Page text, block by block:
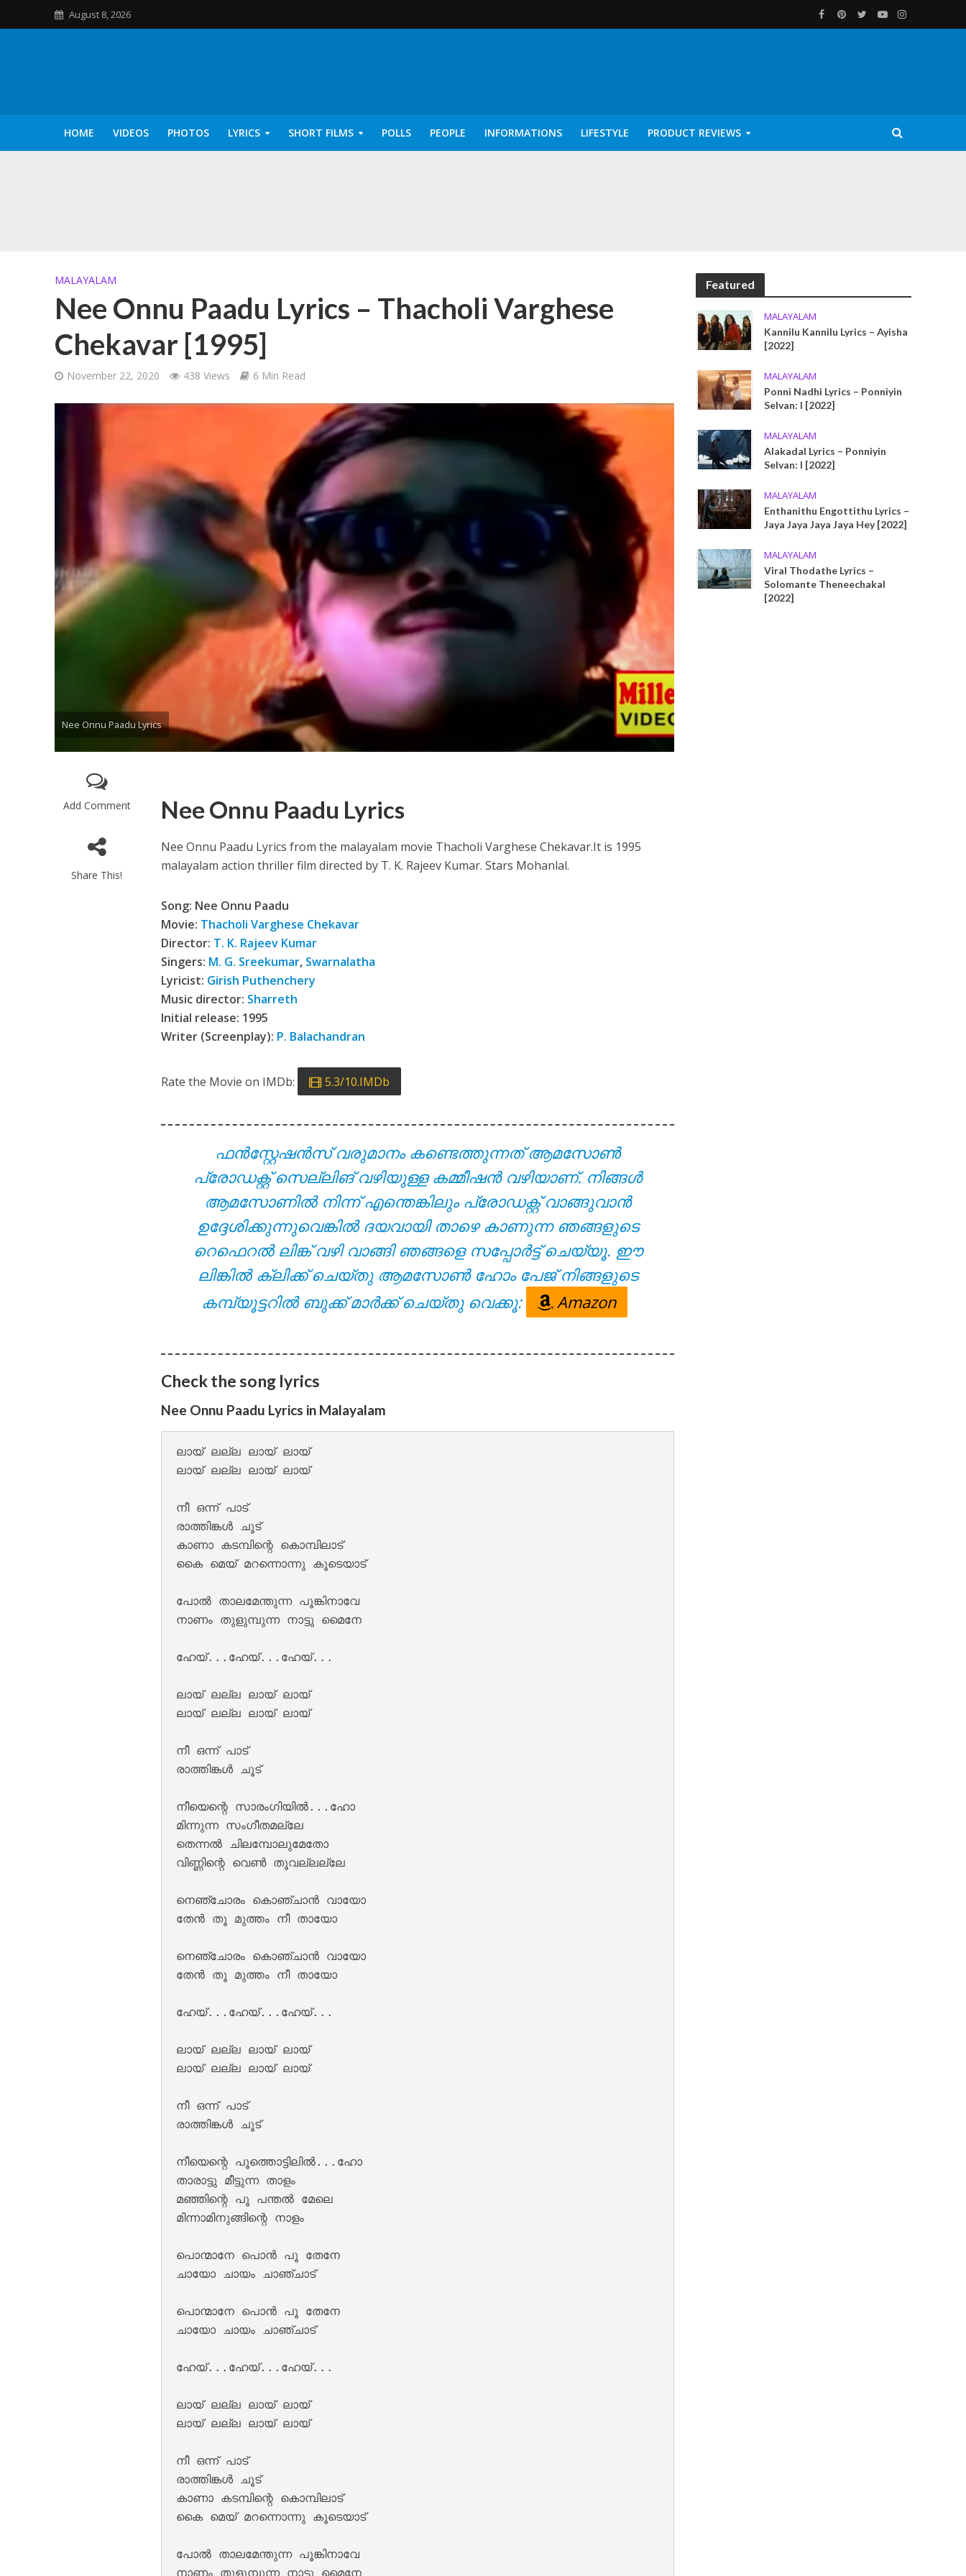
August 8, 2026
HOME VIDEOS PHOTOS LYRICS SHORT FILMS POLLS PEOPLE INFORMATIONS LIFESTYLE PRODUCT REVIEWS
Ponni Nadhi Lyrics – Ponniyin Selvan: I [2022]
Alakadal Lyrics – Ponniyin Selvan: I [2022]
Viral Thodathe Lyrics – Solomante Theneechakal [2022]
Aanandamo Lyrics – Solomante Theneechakal [2022]
Kannil Kannil Lyrics – Sita Ramam [2022]
Keli Vipinam Vijanam Lyrics – Maanthrikam [1995]
Moham Kondu Njan Lyrics – Sesham Kazhchayil [1983]
MALAYALAM
Nee Onnu Paadu Lyrics – Thacholi Varghese
Chekavar [1995]
November 22, 2020 438 Views 6 Min Read
Nee Onnu Paadu Lyrics
Add Comment
Share This!
Nee Onnu Paadu Lyrics
Nee Onnu Paadu Lyrics from the malayalam movie Thacholi Varghese Chekavar.It is 1995
malayalam action thriller film directed by T. K. Rajeev Kumar. Stars Mohanlal.
Song: Nee Onnu Paadu
Movie: Thacholi Varghese Chekavar
Director: T. K. Rajeev Kumar
Singers: M. G. Sreekumar, Swarnalatha
Lyricist: Girish Puthenchery
Music director: Sharreth
Initial release: 1995
Writer (Screenplay): P. Balachandran
Rate the Movie on IMDb: 5.3/10.IMDb
ഫൻസ്റ്റേഷൻസ് വരുമാനം കണ്ടെത്തുന്നത് ആമസോൺ
പ്രോഡക്റ്റ് സെല്ലിങ് വഴിയുള്ള കമ്മീഷൻ വഴിയാണ്. നിങ്ങൾ
ആമസോണിൽ നിന്ന് എന്തെങ്കിലും പ്രോഡക്റ്റ് വാങ്ങുവാൻ
ഉദ്ദേശിക്കുന്നുവെങ്കിൽ ദയവായി താഴെ കാണുന്ന ഞങ്ങളുടെ
റെഫെറൽ ലിങ്ക് വഴി വാങ്ങി ഞങ്ങളെ സപ്പോർട്ട് ചെയ്യൂ. ഈ
ലിങ്കിൽ ക്ലിക്ക് ചെയ്തു ആമസോൺ ഹോം പേജ് നിങ്ങളുടെ
കമ്പ്യൂട്ടറിൽ ബുക്ക് മാർക്ക് ചെയ്തു വെക്കൂ:
Amazon
Check the song lyrics
Nee Onnu Paadu Lyrics in Malayalam
ലായ് ലല്ല ലായ് ലായ്
ലായ് ലല്ല ലായ് ലായ്
നീ ഒന്ന് പാട്
രാത്തിങ്കൾ ചൂട്
കാണാ കടമ്പിന്റെ കൊമ്പിലാട്
കൈ മെയ് മറന്നൊന്നു കൂടെയാട്
പോൽ താലമേന്തുന്ന പൂങ്കിനാവേ
നാണം തുളുമ്പുന്ന നാട്ടു മൈനേ
ഹേയ്...ഹേയ്...ഹേയ്...
ലായ് ലല്ല ലായ് ലായ്
ലായ് ലല്ല ലായ് ലായ്
നീ ഒന്ന് പാട്
രാത്തിങ്കൾ ചൂട്
നീയെന്റെ സാരംഗിയിൽ...ഹോ
മിന്നുന്ന സംഗീതമല്ലേ
തെന്നൽ ചിലമ്പോലുമേതോ
വിണ്ണിന്റെ വെൺ തൂവല്ലല്ലേ
നെഞ്ചോരം കൊഞ്ചാൻ വായോ
തേൻ തൂ മുത്തം നീ തായോ
നെഞ്ചോരം കൊഞ്ചാൻ വായോ
തേൻ തൂ മുത്തം നീ തായോ
ഹേയ്...ഹേയ്...ഹേയ്...
ലായ് ലല്ല ലായ് ലായ്
ലായ് ലല്ല ലായ് ലായ്
നീ ഒന്ന് പാട്
രാത്തിങ്കൾ ചൂട്
നീയെന്റെ പൂത്തൊട്ടിലിൽ...ഹോ
താരാട്ടു മീട്ടുന്ന താളം
മഞ്ഞിന്റെ പൂ പന്തൽ മേലെ
മിന്നാമിനുങ്ങിന്റെ നാളം
പൊന്മാനേ പൊൻ പൂ തേനേ
ചായോ ചായം ചാഞ്ചാട്
പൊന്മാനേ പൊൻ പൂ തേനേ
ചായോ ചായം ചാഞ്ചാട്
ഹേയ്...ഹേയ്...ഹേയ്...
ലായ് ലല്ല ലായ് ലായ്
ലായ് ലല്ല ലായ് ലായ്
നീ ഒന്ന് പാട്
രാത്തിങ്കൾ ചൂട്
കാണാ കടമ്പിന്റെ കൊമ്പിലാട്
കൈ മെയ് മറന്നൊന്നു കൂടെയാട്
പോൽ താലമേന്തുന്ന പൂങ്കിനാവേ
നാണം തുളുമ്പുന്ന നാട്ടു മൈനേ
Featured
MALAYALAM
Kannilu Kannilu Lyrics – Ayisha
[2022]
MALAYALAM
Ponni Nadhi Lyrics – Ponniyin
Selvan: I [2022]
MALAYALAM
Alakadal Lyrics – Ponniyin
Selvan: I [2022]
MALAYALAM
Enthanithu Engottithu Lyrics –
Jaya Jaya Jaya Jaya Hey [2022]
MALAYALAM
Viral Thodathe Lyrics –
Solomante Theneechakal
[2022]